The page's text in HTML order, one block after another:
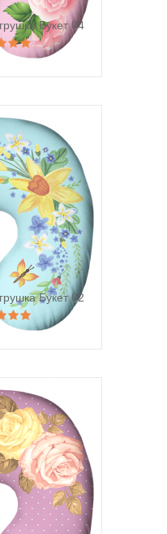
Букет 04
Букет 02